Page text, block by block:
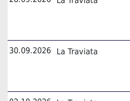
30.09.2026 La Traviata